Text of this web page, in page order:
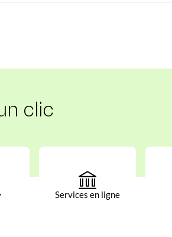
clic
Services en ligne